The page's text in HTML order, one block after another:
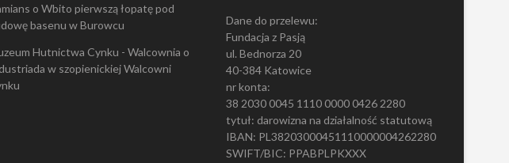
o Wbito pierwszą łopatę pod
basenu w Burowcu
Hutnictwa Cynku - Walcownia o
w szopienickiej Walcowni
Dane do przelewu:
Fundacja z Pasją
ul. Bednorza 20
40-384 Katowice
nr konta:
38 2030 0045 1110 0000 0426 2280
tytuł: darowizna na działalność statutową
IBAN: PL38203000451110000004262280
SWIFT/BIC: PPABPLPKXXX